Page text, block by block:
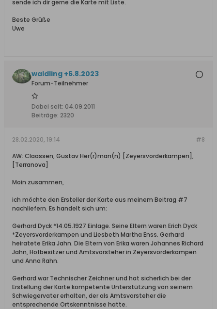
sende ich dir gerne die Karte mit Liste.
Beste Grüße
Uwe
waldling +6.8.2023
Forum-Teilnehmer
Dabei seit: 04.09.2011
Beiträge: 2320
#8
28.02.2020, 19:14
AW: Claassen, Gustav Her(r)man(n) [Zeyersvorderkampen],
[Terranova]
Moin zusammen,
ich möchte den Ersteller der Karte aus meinem Beitrag #7
nachliefern. Es handelt sich um:
Gerhard Dyck *14.05.1927 Einlage. Seine Eltern waren Erich Dyck
*Zeyersvorderkampen und Liesbeth Martha Enss. Gerhard
heiratete Erika Jahn. Die Eltern von Erika waren Johannes Richard
Jahn, Hofbesitzer und Amtsvorsteher in Zeyersvorderkampen
und Anna Rahn.
Gerhard war Technischer Zeichner und hat sicherlich bei der
Erstellung der Karte kompetente Unterstützung von seinem
Schwiegervater erhalten, der als Amtsvorsteher die
entsprechende Ortskenntnisse hatte.